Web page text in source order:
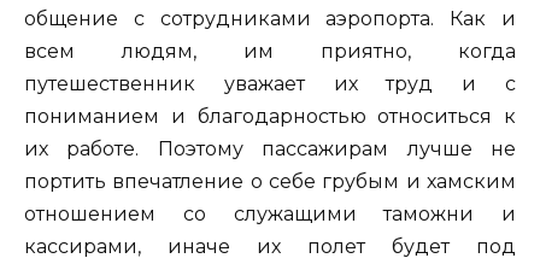
общение с сотрудниками аэропорта. Как и
всем людям, им приятно, когда
путешественник уважает их труд и с
пониманием и благодарностью относиться к
их работе. Поэтому пассажирам лучше не
портить впечатление о себе грубым и хамским
отношением со служащими таможни и
кассирами, иначе их полет будет под